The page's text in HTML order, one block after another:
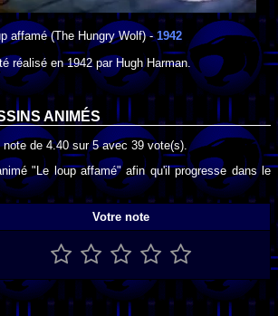
affamé(The Hungry Wolf) -1942
réalisé en1942par Hugh Harman.
ANIMÉS
note de4.40sur5avec 39vote(s).
"Le loup affamé" afin qu'il progresse dans le
Votre note